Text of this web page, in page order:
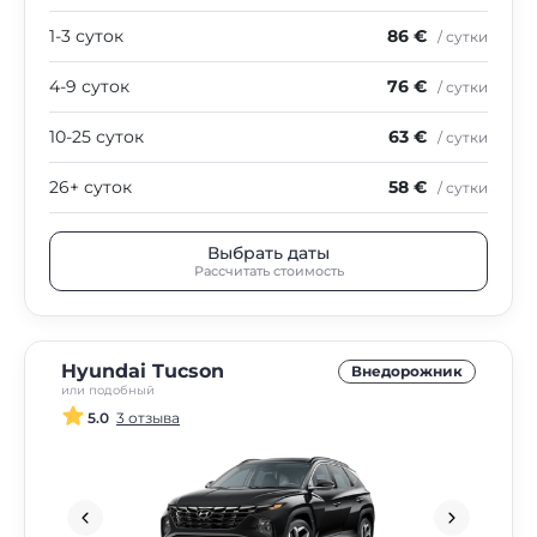
1-3 суток 86 € / сутки
4-9 суток 76 € / сутки
10-25 суток 63 € / сутки
26+ суток 58 € / сутки
Выбрать даты
Рассчитать стоимость
Hyundai Tucson
или подобный
Внедорожник
5.0 3 отзыва